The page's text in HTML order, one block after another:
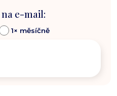
e-mail:
1× měsíčně